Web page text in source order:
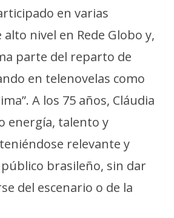
en varias
nivel en Rede Globo y,
parte del reparto de
en telenovelas como
A los 75 años, Cláudia
energía, talento y
relevante y
brasileño, sin dar
del escenario o de la